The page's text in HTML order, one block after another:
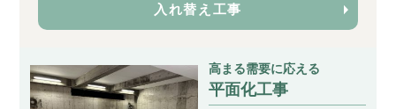
入れ替え工事
高まる需要に応える
平面化工事